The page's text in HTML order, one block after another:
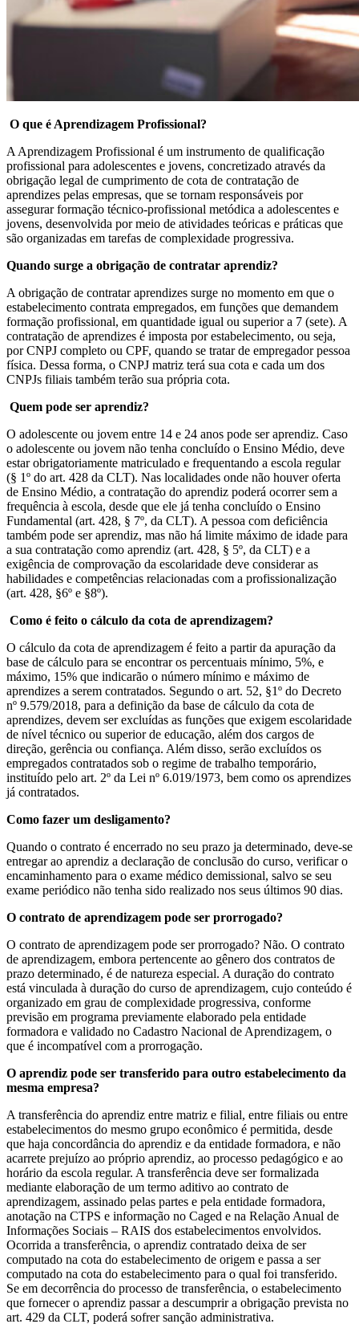
O que é Aprendizagem Profissional?
A Aprendizagem Profissional é um instrumento de qualificação
profissional para adolescentes e jovens, concretizado através da
obrigação legal de cumprimento de cota de contratação de
aprendizes pelas empresas, que se tornam responsáveis por
assegurar formação técnico-profissional metódica a adolescentes e
jovens, desenvolvida por meio de atividades teóricas e práticas que
são organizadas em tarefas de complexidade progressiva.
Quando surge a obrigação de contratar aprendiz?
A obrigação de contratar aprendizes surge no momento em que o
estabelecimento contrata empregados, em funções que demandem
formação profissional, em quantidade igual ou superior a 7 (sete). A
contratação de aprendizes é imposta por estabelecimento, ou seja,
por CNPJ completo ou CPF, quando se tratar de empregador pessoa
física. Dessa forma, o CNPJ matriz terá sua cota e cada um dos
CNPJs filiais também terão sua própria cota.
Quem pode ser aprendiz?
O adolescente ou jovem entre 14 e 24 anos pode ser aprendiz. Caso
o adolescente ou jovem não tenha concluído o Ensino Médio, deve
estar obrigatoriamente matriculado e frequentando a escola regular
(§ 1º do art. 428 da CLT). Nas localidades onde não houver oferta
de Ensino Médio, a contratação do aprendiz poderá ocorrer sem a
frequência à escola, desde que ele já tenha concluído o Ensino
Fundamental (art. 428, § 7º, da CLT). A pessoa com deficiência
também pode ser aprendiz, mas não há limite máximo de idade para
a sua contratação como aprendiz (art. 428, § 5º, da CLT) e a
exigência de comprovação da escolaridade deve considerar as
habilidades e competências relacionadas com a profissionalização
(art. 428, §6º e §8º).
Como é feito o cálculo da cota de aprendizagem?
O cálculo da cota de aprendizagem é feito a partir da apuração da
base de cálculo para se encontrar os percentuais mínimo, 5%, e
máximo, 15% que indicarão o número mínimo e máximo de
aprendizes a serem contratados. Segundo o art. 52, §1º do Decreto
nº 9.579/2018, para a definição da base de cálculo da cota de
aprendizes, devem ser excluídas as funções que exigem escolaridade
de nível técnico ou superior de educação, além dos cargos de
direção, gerência ou confiança. Além disso, serão excluídos os
empregados contratados sob o regime de trabalho temporário,
instituído pelo art. 2º da Lei nº 6.019/1973, bem como os aprendizes
já contratados.
Como fazer um desligamento?
Quando o contrato é encerrado no seu prazo ja determinado, deve-se
entregar ao aprendiz a declaração de conclusão do curso, verificar o
encaminhamento para o exame médico demissional, salvo se seu
exame periódico não tenha sido realizado nos seus últimos 90 dias.
O contrato de aprendizagem pode ser prorrogado?
O contrato de aprendizagem pode ser prorrogado? Não. O contrato
de aprendizagem, embora pertencente ao gênero dos contratos de
prazo determinado, é de natureza especial. A duração do contrato
está vinculada à duração do curso de aprendizagem, cujo conteúdo é
organizado em grau de complexidade progressiva, conforme
previsão em programa previamente elaborado pela entidade
formadora e validado no Cadastro Nacional de Aprendizagem, o
que é incompatível com a prorrogação.
O aprendiz pode ser transferido para outro estabelecimento da
mesma empresa?
A transferência do aprendiz entre matriz e filial, entre filiais ou entre
estabelecimentos do mesmo grupo econômico é permitida, desde
que haja concordância do aprendiz e da entidade formadora, e não
acarrete prejuízo ao próprio aprendiz, ao processo pedagógico e ao
horário da escola regular. A transferência deve ser formalizada
mediante elaboração de um termo aditivo ao contrato de
aprendizagem, assinado pelas partes e pela entidade formadora,
anotação na CTPS e informação no Caged e na Relação Anual de
Informações Sociais – RAIS dos estabelecimentos envolvidos.
Ocorrida a transferência, o aprendiz contratado deixa de ser
computado na cota do estabelecimento de origem e passa a ser
computado na cota do estabelecimento para o qual foi transferido.
Se em decorrência do processo de transferência, o estabelecimento
que fornecer o aprendiz passar a descumprir a obrigação prevista no
art. 429 da CLT, poderá sofrer sanção administrativa.